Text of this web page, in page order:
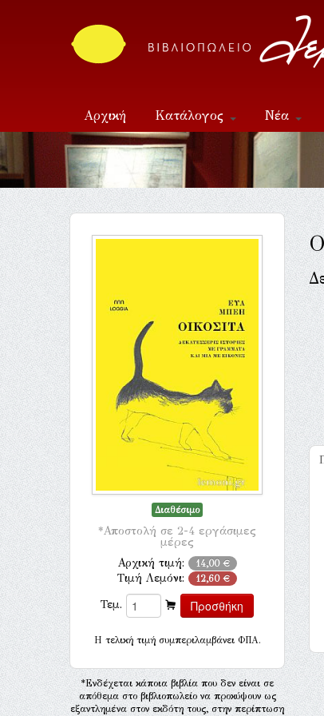
Αρχική Κατάλογος Νέα
Επικοινωνία
Διαθέσιμο
*Αποστολή σε 2-4 εργάσιμες
μέρες
Αρχική τιμή: 14,00 €
Τιμή Λεμόνι: 12,60 €
Τεμ.
H τελική τιμή συμπεριλαμβάνει ΦΠΑ.
*Ενδέχεται κάποια βιβλία που δεν είναι σε
απόθεμα στο βιβλιοπωλείο να προκύψουν ως
εξαντλημένα στον εκδότη τους, στην περίπτωση